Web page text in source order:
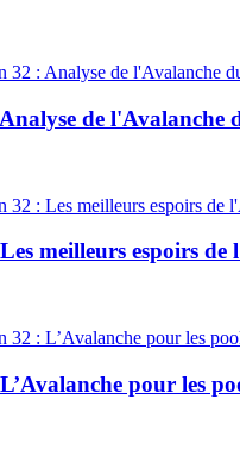
de l'Avalanche
meilleurs espoirs de
pour les